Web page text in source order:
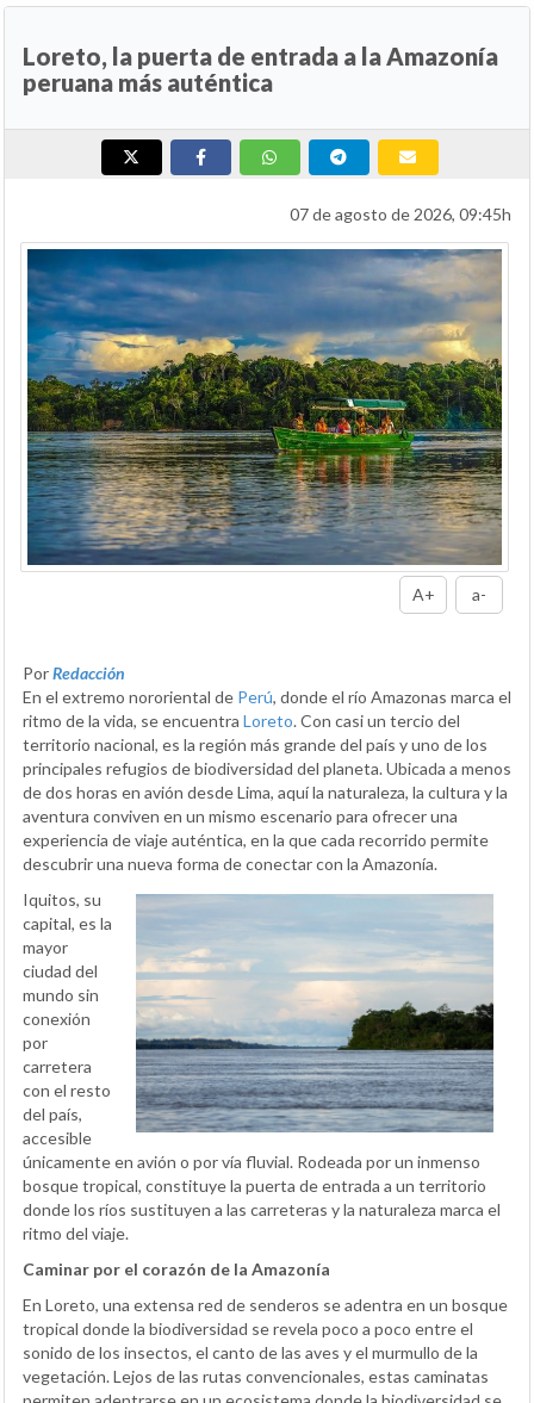
Loreto, la puerta de entrada a la Amazonía
peruana más auténtica
07 de agosto de 2026, 09:45h
A+ a-
PorRedacción
En el extremo nororiental de Perú, donde el río Amazonas marca el
ritmo de la vida, se encuentra Loreto. Con casi un tercio del
territorio nacional, es la región más grande del país y uno de los
principales refugios de biodiversidad del planeta. Ubicada a menos
de dos horas en avión desde Lima, aquí la naturaleza, la cultura y la
aventura conviven en un mismo escenario para ofrecer una
experiencia de viaje auténtica, en la que cada recorrido permite
descubrir una nueva forma de conectar con la Amazonía.
Iquitos, su
capital, es la
mayor
ciudad del
mundo sin
conexión
por
carretera
con el resto
del país,
accesible
únicamente en avión o por vía fluvial. Rodeada por un inmenso
bosque tropical, constituye la puerta de entrada a un territorio
donde los ríos sustituyen a las carreteras y la naturaleza marca el
ritmo del viaje.
Caminar por el corazón de la Amazonía
En Loreto, una extensa red de senderos se adentra en un bosque
tropical donde la biodiversidad se revela poco a poco entre el
sonido de los insectos, el canto de las aves y el murmullo de la
vegetación. Lejos de las rutas convencionales, estas caminatas